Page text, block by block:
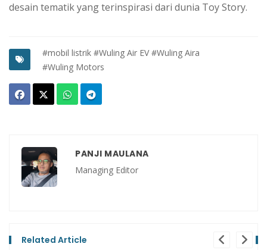
desain tematik yang terinspirasi dari dunia Toy Story.
#mobil listrik #Wuling Air EV #Wuling Aira
#Wuling Motors
PANJI MAULANA
Managing Editor
Related Article